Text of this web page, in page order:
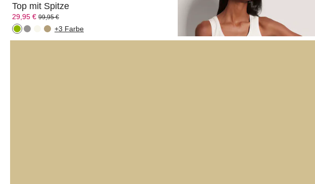
Top mit Spitze
29,95 € 99,95 €
+3 Farbe
Ärmelloses Rippen-Top
49,95 €